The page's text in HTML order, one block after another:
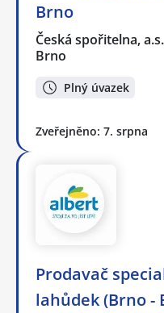
Brno
Česká spořitelna, a.s.
Brno
Plný úvazek
Zveřejněno: 7. srpna
Prodavač
lahůdek (Brno -